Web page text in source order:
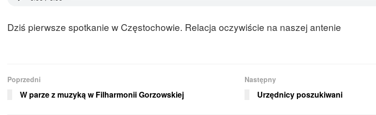
Dziś pierwsze spotkanie w Częstochowie. Relacja oczywiście na naszej antenie
Poprzedni
W parze z muzyką w Filharmonii Gorzowskiej
Następny
Urzędnicy poszukiwani